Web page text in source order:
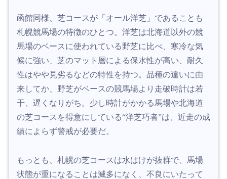
函館同様、芝コースが「オール洋芝」であることも
札幌競馬場の特徴のひとつ。洋芝は北海道以外の競
馬場のベースに使われている野芝に比べ、寒冷な気
候に強い、芝のマット層による保水性が高い、耐久
性はやや見劣るなどの特性を持つ。品種の違いに由
来してか、野芝がベースの競馬場より走破時計は若
干、遅くなりがち。少し時計がかかる馬場や北海道
の芝コースを得意にしている“洋芝巧者”は、近走の成
績によらず警戒が必要だ。
もっとも、札幌の芝コースは水はけが抜群で、馬場
状態が重になることは滅多になく、不良にいたって